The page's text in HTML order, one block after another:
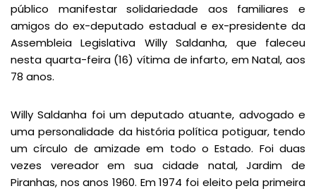
público manifestar solidariedade aos familiares e
amigos do ex-deputado estadual e ex-presidente da
Assembleia Legislativa Willy Saldanha, que faleceu
nesta quarta-feira (16) vítima de infarto, em Natal, aos
78 anos.
Willy Saldanha foi um deputado atuante, advogado e
uma personalidade da história política potiguar, tendo
um círculo de amizade em todo o Estado. Foi duas
vezes vereador em sua cidade natal, Jardim de
Piranhas, nos anos 1960. Em 1974 foi eleito pela primeira